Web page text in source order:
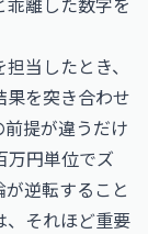
当したとき、
を突き合わせ
提が違うだけ
万円単位でズ
逆転すること
、それほど重要